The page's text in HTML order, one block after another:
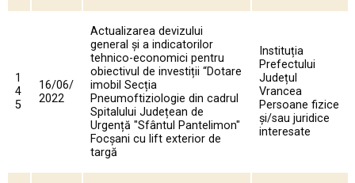
1
4
5
16/06/
2022
Actualizarea devizului
general și a indicatorilor
tehnico-economici pentru
obiectivul de investiții “Dotare
imobil Secția
Pneumoftiziologie din cadrul
Spitalului Județean de
Urgență "Sfântul Pantelimon"
Focșani cu lift exterior de
targă
Instituția
Prefectului
Județul
Vrancea
Persoane fizice
și/sau juridice
interesate